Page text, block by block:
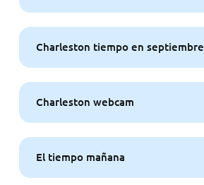
Charleston tiempo en septiembre
Charleston webcam
El tiempo mañana